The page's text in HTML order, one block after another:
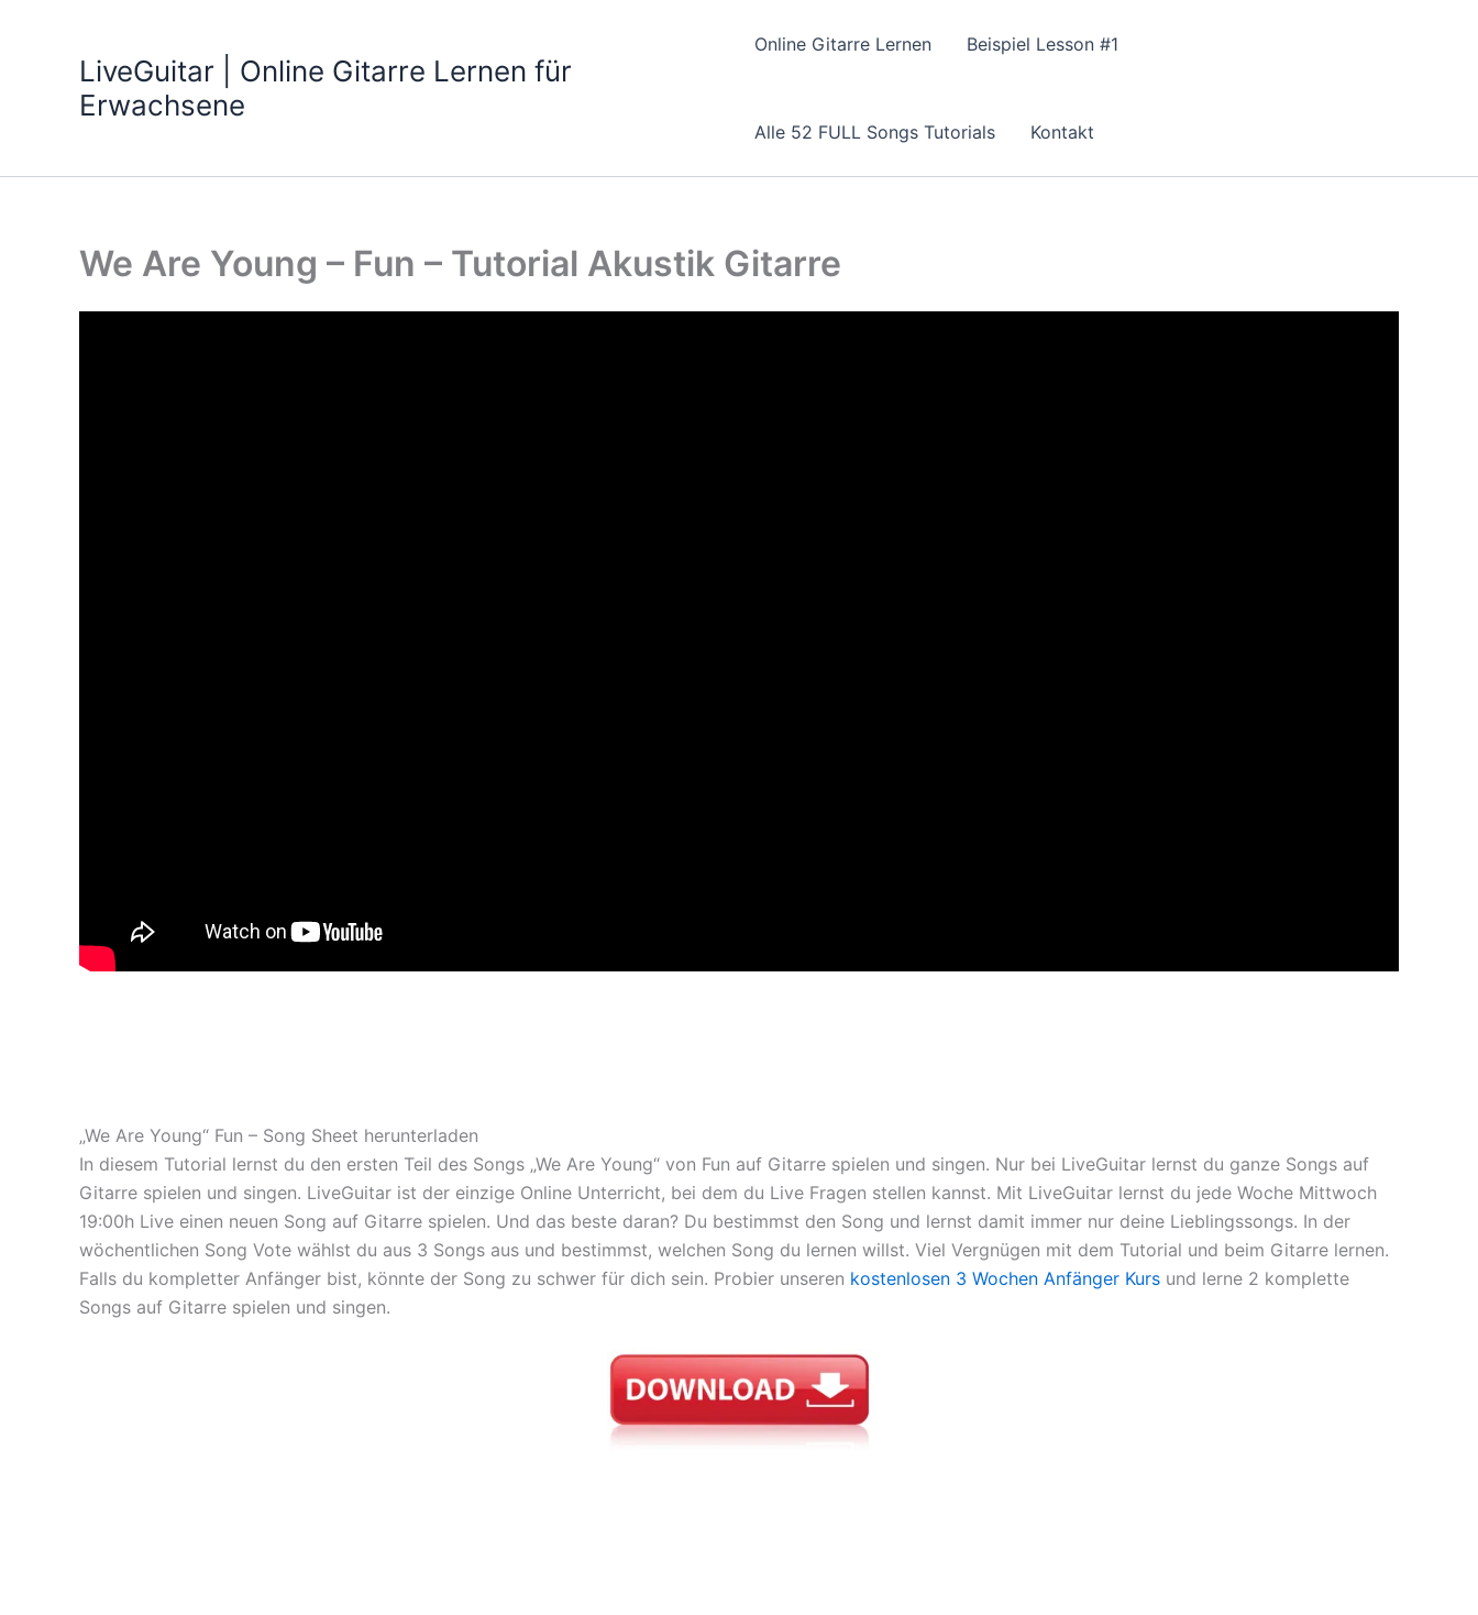
LiveGuitar | Online Gitarre Lernen für
Erwachsene
Online Gitarre Lernen Beispiel Lesson #1
Alle 52 FULL Songs Tutorials Kontakt
We Are Young – Fun – Tutorial Akustik Gitarre
„We Are Young“ Fun – Song Sheet herunterladen
In diesem Tutorial lernst du den ersten Teil des Songs „We Are Young“ von Fun auf Gitarre spielen und singen. Nur bei LiveGuitar lernst du ganze Songs auf
Gitarre spielen und singen. LiveGuitar ist der einzige Online Unterricht, bei dem du Live Fragen stellen kannst. Mit LiveGuitar lernst du jede Woche Mittwoch
19:00h Live einen neuen Song auf Gitarre spielen. Und das beste daran? Du bestimmst den Song und lernst damit immer nur deine Lieblingssongs. In der
wöchentlichen Song Vote wählst du aus 3 Songs aus und bestimmst, welchen Song du lernen willst. Viel Vergnügen mit dem Tutorial und beim Gitarre lernen.
Falls du kompletter Anfänger bist, könnte der Song zu schwer für dich sein. Probier unseren kostenlosen 3 Wochen Anfänger Kurs und lerne 2 komplette
Songs auf Gitarre spielen und singen.